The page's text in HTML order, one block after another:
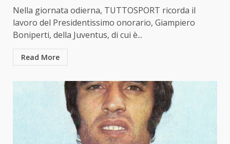
Nella giornata odierna, TUTTOSPORT ricorda il
lavoro del Presidentissimo onorario, Giampiero
Boniperti, della Juventus, di cui è...
Read More